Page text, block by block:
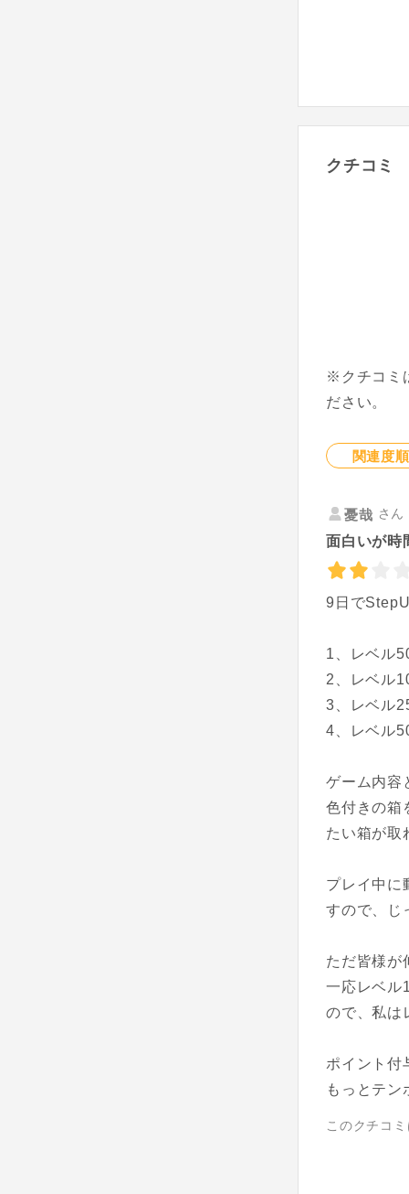
クチコミ
※クチコミ
ださい。
関連度順
憂哉 さ
面白いが時
9日で
1、レベル
2、レベル
3、レベル
4、レベル
ゲーム内容
色付きの箱
たい箱が取
プレイ中に
すので、じ
ただ皆様が
一応レベル
ので、私は
ポイント付
もっとテ
このクチコ